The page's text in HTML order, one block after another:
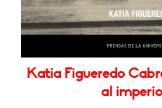
Katia Figueredo
al